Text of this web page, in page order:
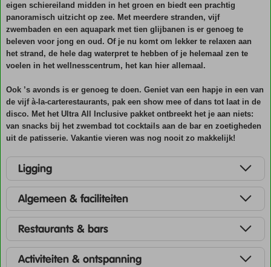
eigen schiereiland midden in het groen en biedt een prachtig
panoramisch uitzicht op zee. Met meerdere stranden, vijf
zwembaden en een aquapark met tien glijbanen is er genoeg te
beleven voor jong en oud. Of je nu komt om lekker te relaxen aan
het strand, de hele dag waterpret te hebben of je helemaal zen te
voelen in het wellnesscentrum, het kan hier allemaal.
Ook ’s avonds is er genoeg te doen. Geniet van een hapje in een van
de vijf à-la-carterestaurants, pak een show mee of dans tot laat in de
disco. Met het Ultra All Inclusive pakket ontbreekt het je aan niets:
van snacks bij het zwembad tot cocktails aan de bar en zoetigheden
uit de patisserie. Vakantie vieren was nog nooit zo makkelijk!
Ligging
Algemeen & faciliteiten
Restaurants & bars
Activiteiten & ontspanning